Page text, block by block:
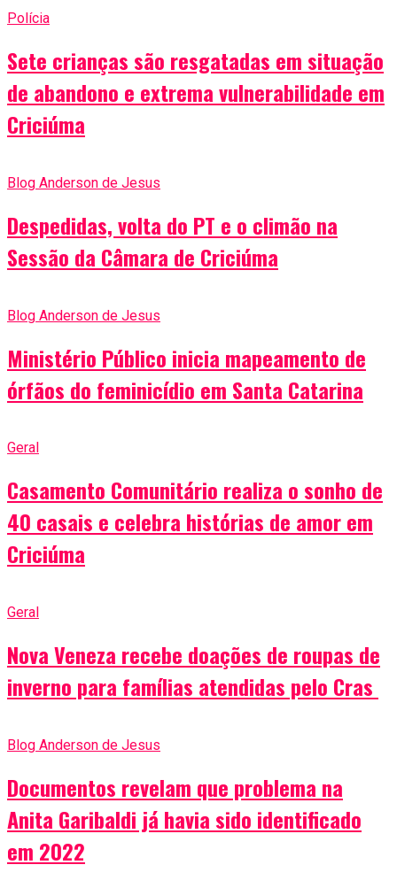
Polícia
Sete crianças são resgatadas em situação
de abandono e extrema vulnerabilidade em
Criciúma
Blog Anderson de Jesus
Despedidas, volta do PT e o climão na
Sessão da Câmara de Criciúma
Blog Anderson de Jesus
Ministério Público inicia mapeamento de
órfãos do feminicídio em Santa Catarina
Geral
Casamento Comunitário realiza o sonho de
40 casais e celebra histórias de amor em
Criciúma
Geral
Nova Veneza recebe doações de roupas de
inverno para famílias atendidas pelo Cras
Blog Anderson de Jesus
Documentos revelam que problema na
Anita Garibaldi já havia sido identificado
em 2022